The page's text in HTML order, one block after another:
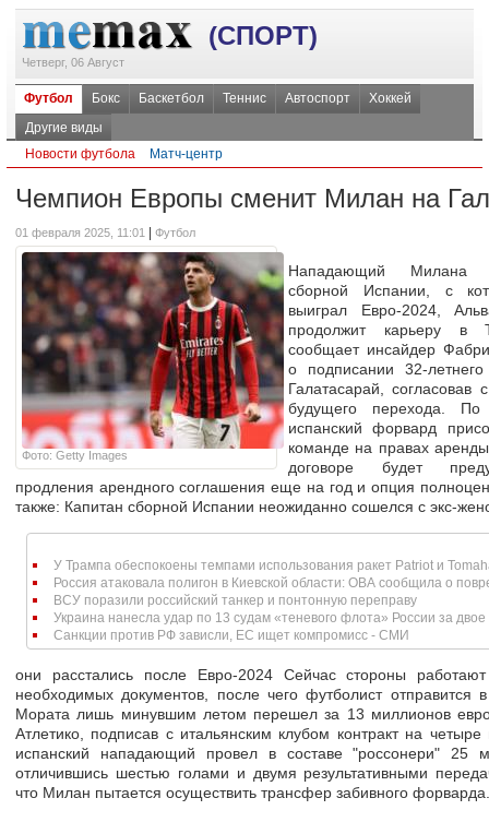
(СПОРТ)
Четверг, 06 Август
Футбол Бокс Баскетбол Теннис Автоспорт
Хоккей
Другие виды
Новости футбола
Матч-центр
Чемпион Европы сменит Милан на
01 февраля 2025, 11:01 Футбол
Фото: Getty Images
Нападающий Милана
сборной Испании, с
выиграл Евро-2024,
продолжит карьеру в
сообщает инсайдер
о подписании 32-
Галатасарай, согласовав
будущего перехода. По
испанский форвард
команде на правах
договоре будет
продления арендного соглашения еще на год и опция
также: Капитан сборной Испании неожиданно сошелся с экс-
У Трампа обеспокоены темпами использования ракет Patriot и
Россия атаковала полигон в Киевской области: ОВА сообщила о
ВСУ поразили российский танкер и понтонную переправу
Украина нанесла удар по 13 судам «теневого флота» России за двое
Санкции против РФ зависли, ЕС ищет компромисс - СМИ
они расстались после Евро-2024 Сейчас стороны
необходимых документов, после чего футболист
Мората лишь минувшим летом перешел за 13 миллионов
Атлетико, подписав с итальянским клубом контракт на
испанский нападающий провел в составе "россонери" 25
отличившись шестью голами и двумя результативными
что Милан пытается осуществить трансфер забивного форварда.